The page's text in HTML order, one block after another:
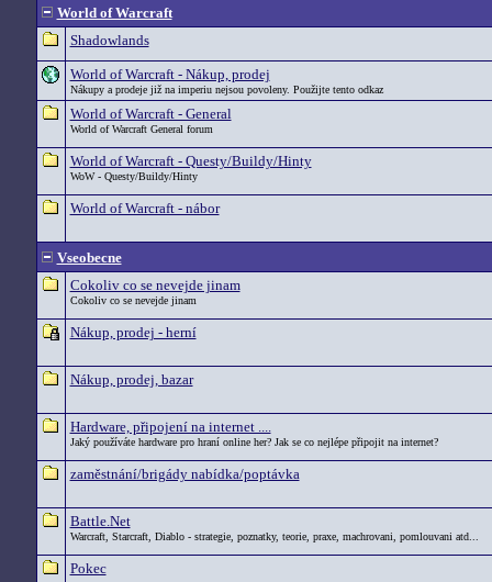
World of Warcraft
Shadowlands
World of Warcraft - Nákup, prodej
Nákupy a prodeje již na imperiu nejsou povoleny. Použijte tento odkaz
World of Warcraft - General
World of Warcraft General forum
World of Warcraft - Questy/Buildy/Hinty
WoW - Questy/Buildy/Hinty
World of Warcraft - nábor
Vseobecne
Cokoliv co se nevejde jinam
Cokoliv co se nevejde jinam
Nákup, prodej - herní
Nákup, prodej, bazar
Hardware, připojení na internet ....
Jaký používáte hardware pro hraní online her? Jak se co nejlépe připojit na internet?
zaměstnání/brigády nabídka/poptávka
Battle.Net
Warcraft, Starcraft, Diablo - strategie, poznatky, teorie, praxe, machrovani, pomlouvani atd...
Pokec